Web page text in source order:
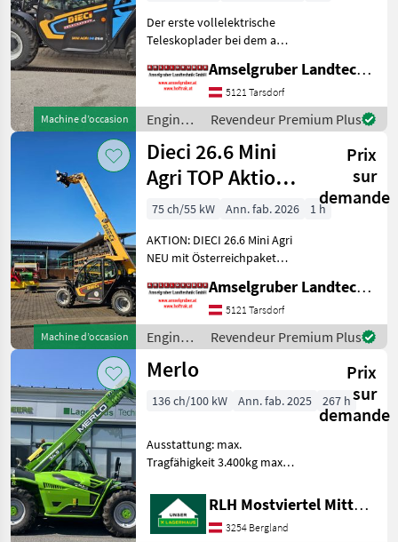
Machine d’occasion
Österreichpaket
Der erste vollelektrische
Teleskoplader bei dem an
wurde - MADE BY DIECI!
AKTION: DIECI 26.6 E
Elektro Mini Agri NEU mit
Österreichpaket (TOP
Amselgruber Landtechnik GmbH
5121 Tarsdorf
Engins
de
chantier
/ Dieci
Revendeur Premium Plus
Machine d’occasion
Dieci 26.6 Mini
Agri TOP Aktion
mit
Österreichpaket
Prix
sur
demande
75 ch/55 kW Ann. fab. 2026
1 h
AKTION: DIECI 26.6 Mini Agri
NEU mit Österreichpaket
Kg Traglast -578cm
Hubhöhe
Werkzeugunterkante -Unter
200cm Bauhöhe -75 PS 4
Zylind
Amselgruber Landtechnik GmbH
5121 Tarsdorf
Engins
de
chantier
Revendeur Premium Plus
Merlo
Prix
sur
demande
136 ch/100 kW Ann. fab. 2025 267 h
Ausstattung: max.
Tragfähigkeit 3.400kg max.
2.240mm Länge bis
Geräteträger 5.440mm
Höhe 2.545mm Motor 4
RLH Mostviertel Mitte - Standort BERGLAND
3254 Bergland